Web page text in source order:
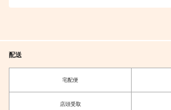
カミュ
配送
宅配便
店頭受取